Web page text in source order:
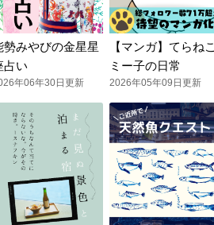
勢みやびの金星星
占い
年06年30日更新
【マンガ】てらねこ
ミー子の日常
2026年05年09日更新